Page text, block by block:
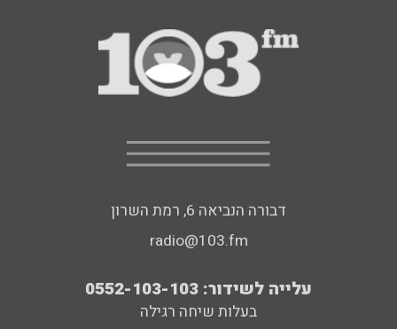
דבורה הנביאה 6, רמת השרון
radio@103.fm
עלייה לשידור: 0552-103-103
בעלות שיחה רגילה